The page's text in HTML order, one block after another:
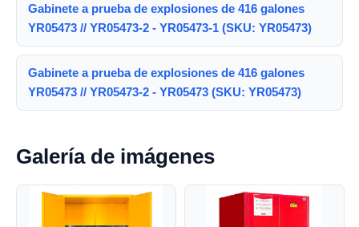
Gabinete a prueba de explosiones de 416 galones
YR05473 // YR05473-2 - YR05473-1 (SKU: YR05473)
Gabinete a prueba de explosiones de 416 galones
YR05473 // YR05473-2 - YR05473 (SKU: YR05473)
Galería de imágenes